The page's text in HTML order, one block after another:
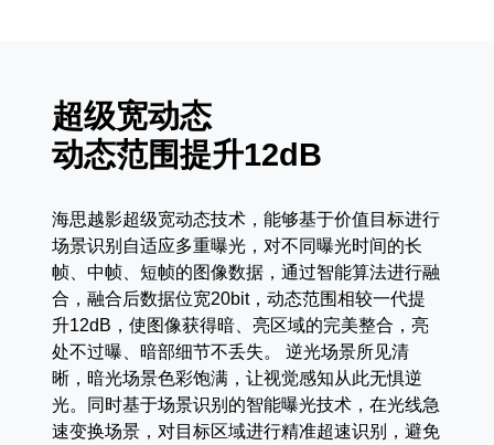
超级宽动态
动态范围提升12dB
海思越影超级宽动态技术，能够基于价值目标进行
场景识别自适应多重曝光，对不同曝光时间的长
帧、中帧、短帧的图像数据，通过智能算法进行融
合，融合后数据位宽20bit，动态范围相较一代提
升12dB，使图像获得暗、亮区域的完美整合，亮
处不过曝、暗部细节不丢失。 逆光场景所见清
晰，暗光场景色彩饱满，让视觉感知从此无惧逆
光。同时基于场景识别的智能曝光技术，在光线急
速变换场景，对目标区域进行精准超速识别，避免